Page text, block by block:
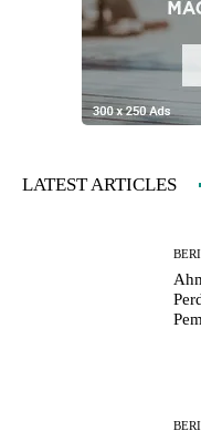
LATEST ARTICLES